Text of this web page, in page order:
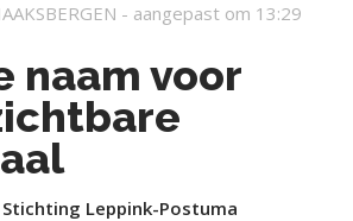
- aangepast om 13:29
naam voor
Stichting Leppink-Postuma